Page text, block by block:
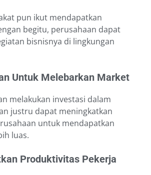
pun ikut mendapatkan
begitu, perusahaan dapat
bisnisnya di lingkungan
Untuk Melebarkan Market
melakukan investasi dalam
justru dapat meningkatkan
untuk mendapatkan
luas.
Produktivitas Pekerja